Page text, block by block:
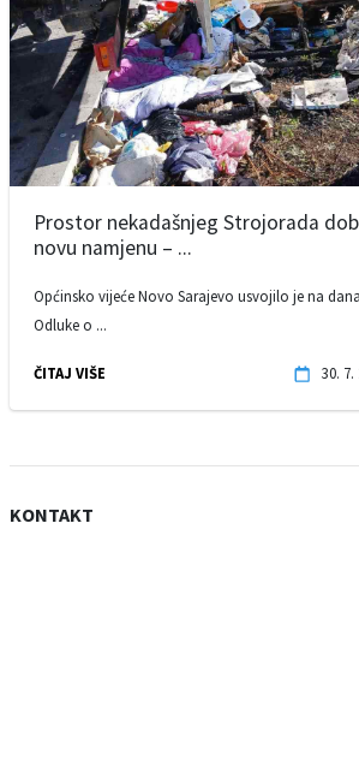
Prostor nekadašnjeg Strojorada
novu namjenu – ...
Općinsko vijeće Novo Sarajevo usvojilo je na
Odluke o ...
ČITAJ VIŠE 30. 7.
KONTAKT